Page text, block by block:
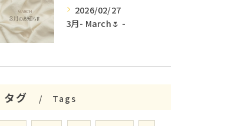
2026/02/27
3月- March🌷 -
タグ Tags